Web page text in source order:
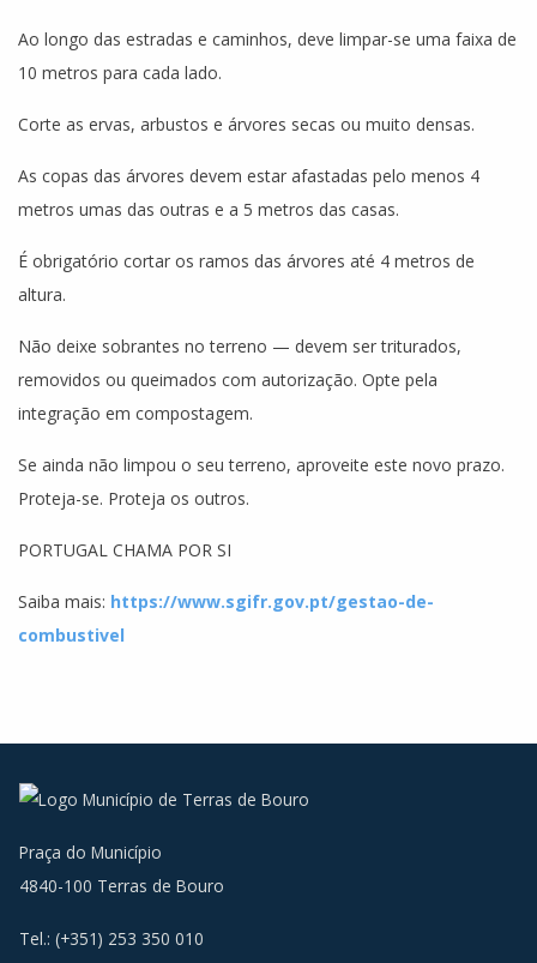
Ao longo das estradas e caminhos, deve limpar-se uma faixa de
10 metros para cada lado.
Corte as ervas, arbustos e árvores secas ou muito densas.
As copas das árvores devem estar afastadas pelo menos 4
metros umas das outras e a 5 metros das casas.
É obrigatório cortar os ramos das árvores até 4 metros de
altura.
Não deixe sobrantes no terreno — devem ser triturados,
removidos ou queimados com autorização. Opte pela
integração em compostagem.
Se ainda não limpou o seu terreno, aproveite este novo prazo.
Proteja-se. Proteja os outros.
PORTUGAL CHAMA POR SI️
Saiba mais: https://www.sgifr.gov.pt/gestao-de-
combustivel
Praça do Município
4840-100 Terras de Bouro
Tel.: (+351) 253 350 010